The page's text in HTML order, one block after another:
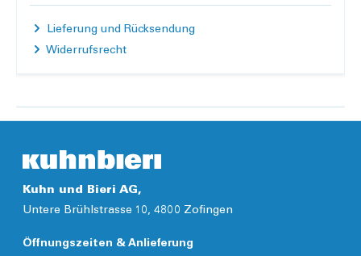
Lieferung und Rücksendung
Widerrufsrecht
Kuhn und Bieri AG,
Untere Brühlstrasse 10, 4800 Zofingen
Öffnungszeiten & Anlieferung